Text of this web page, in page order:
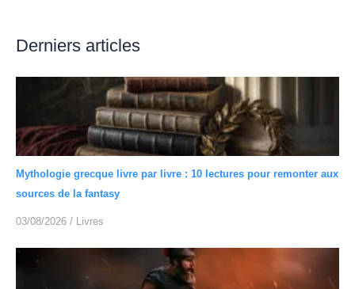
Derniers articles
Mythologie grecque livre par livre : 10 lectures pour remonter aux
sources de la fantasy
03/08/2026 / Livres